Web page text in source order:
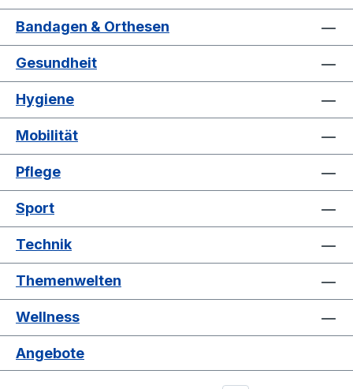
Bandagen & Orthesen
Gesundheit
Hygiene
Mobilität
Pflege
Sport
Technik
Themenwelten
Wellness
Angebote